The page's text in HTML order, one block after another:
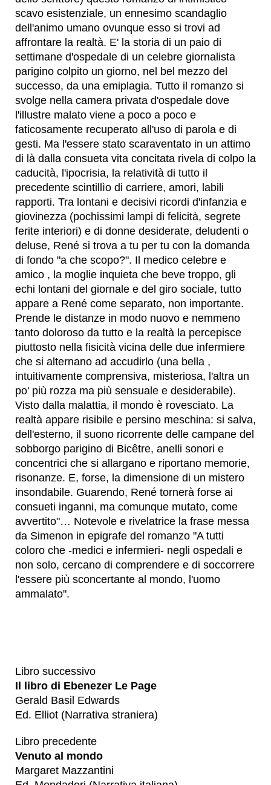
scavo esistenziale, un ennesimo scandaglio
dell'animo umano ovunque esso si trovi ad
affrontare la realtà. E' la storia di un paio di
settimane d'ospedale di un celebre giornalista
parigino colpito un giorno, nel bel mezzo del
successo, da una emiplagia. Tutto il romanzo si
svolge nella camera privata d'ospedale dove
l'illustre malato viene a poco a poco e
faticosamente recuperato all'uso di parola e di
gesti. Ma l'essere stato scaraventato in un attimo
di là dalla consueta vita concitata rivela di colpo la
caducità, l'ipocrisia, la relatività di tutto il
precedente scintillìo di carriere, amori, labili
rapporti. Tra lontani e decisivi ricordi d'infanzia e
giovinezza (pochissimi lampi di felicità, segrete
ferite interiori) e di donne desiderate, deludenti o
deluse, René si trova a tu per tu con la domanda
di fondo "a che scopo?". Il medico celebre e
amico , la moglie inquieta che beve troppo, gli
echi lontani del giornale e del giro sociale, tutto
appare a René come separato, non importante.
Prende le distanze in modo nuovo e nemmeno
tanto doloroso da tutto e la realtà la percepisce
piuttosto nella fisicità vicina delle due infermiere
che si alternano ad accudirlo (una bella ,
intuitivamente comprensiva, misteriosa, l'altra un
po' più rozza ma più sensuale e desiderabile).
Visto dalla malattia, il mondo è rovesciato. La
realtà appare risibile e persino meschina: si salva,
dell'esterno, il suono ricorrente delle campane del
sobborgo parigino di Bicêtre, anelli sonori e
concentrici che si allargano e riportano memorie,
risonanze. E, forse, la dimensione di un mistero
insondabile. Guarendo, René tornerà forse ai
consueti inganni, ma comunque mutato, come
avvertito"… Notevole e rivelatrice la frase messa
da Simenon in epigrafe del romanzo "A tutti
coloro che -medici e infermieri- negli ospedali e
non solo, cercano di comprendere e di soccorrere
l'essere più sconcertante al mondo, l'uomo
ammalato".
Libro successivo
Il libro di Ebenezer Le Page
Gerald Basil Edwards
Ed. Elliot (Narrativa straniera)
Libro precedente
Venuto al mondo
Margaret Mazzantini